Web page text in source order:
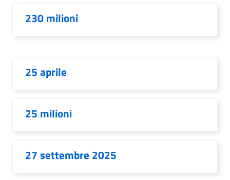
230 milioni
25 aprile
25 milioni
27 settembre 2025